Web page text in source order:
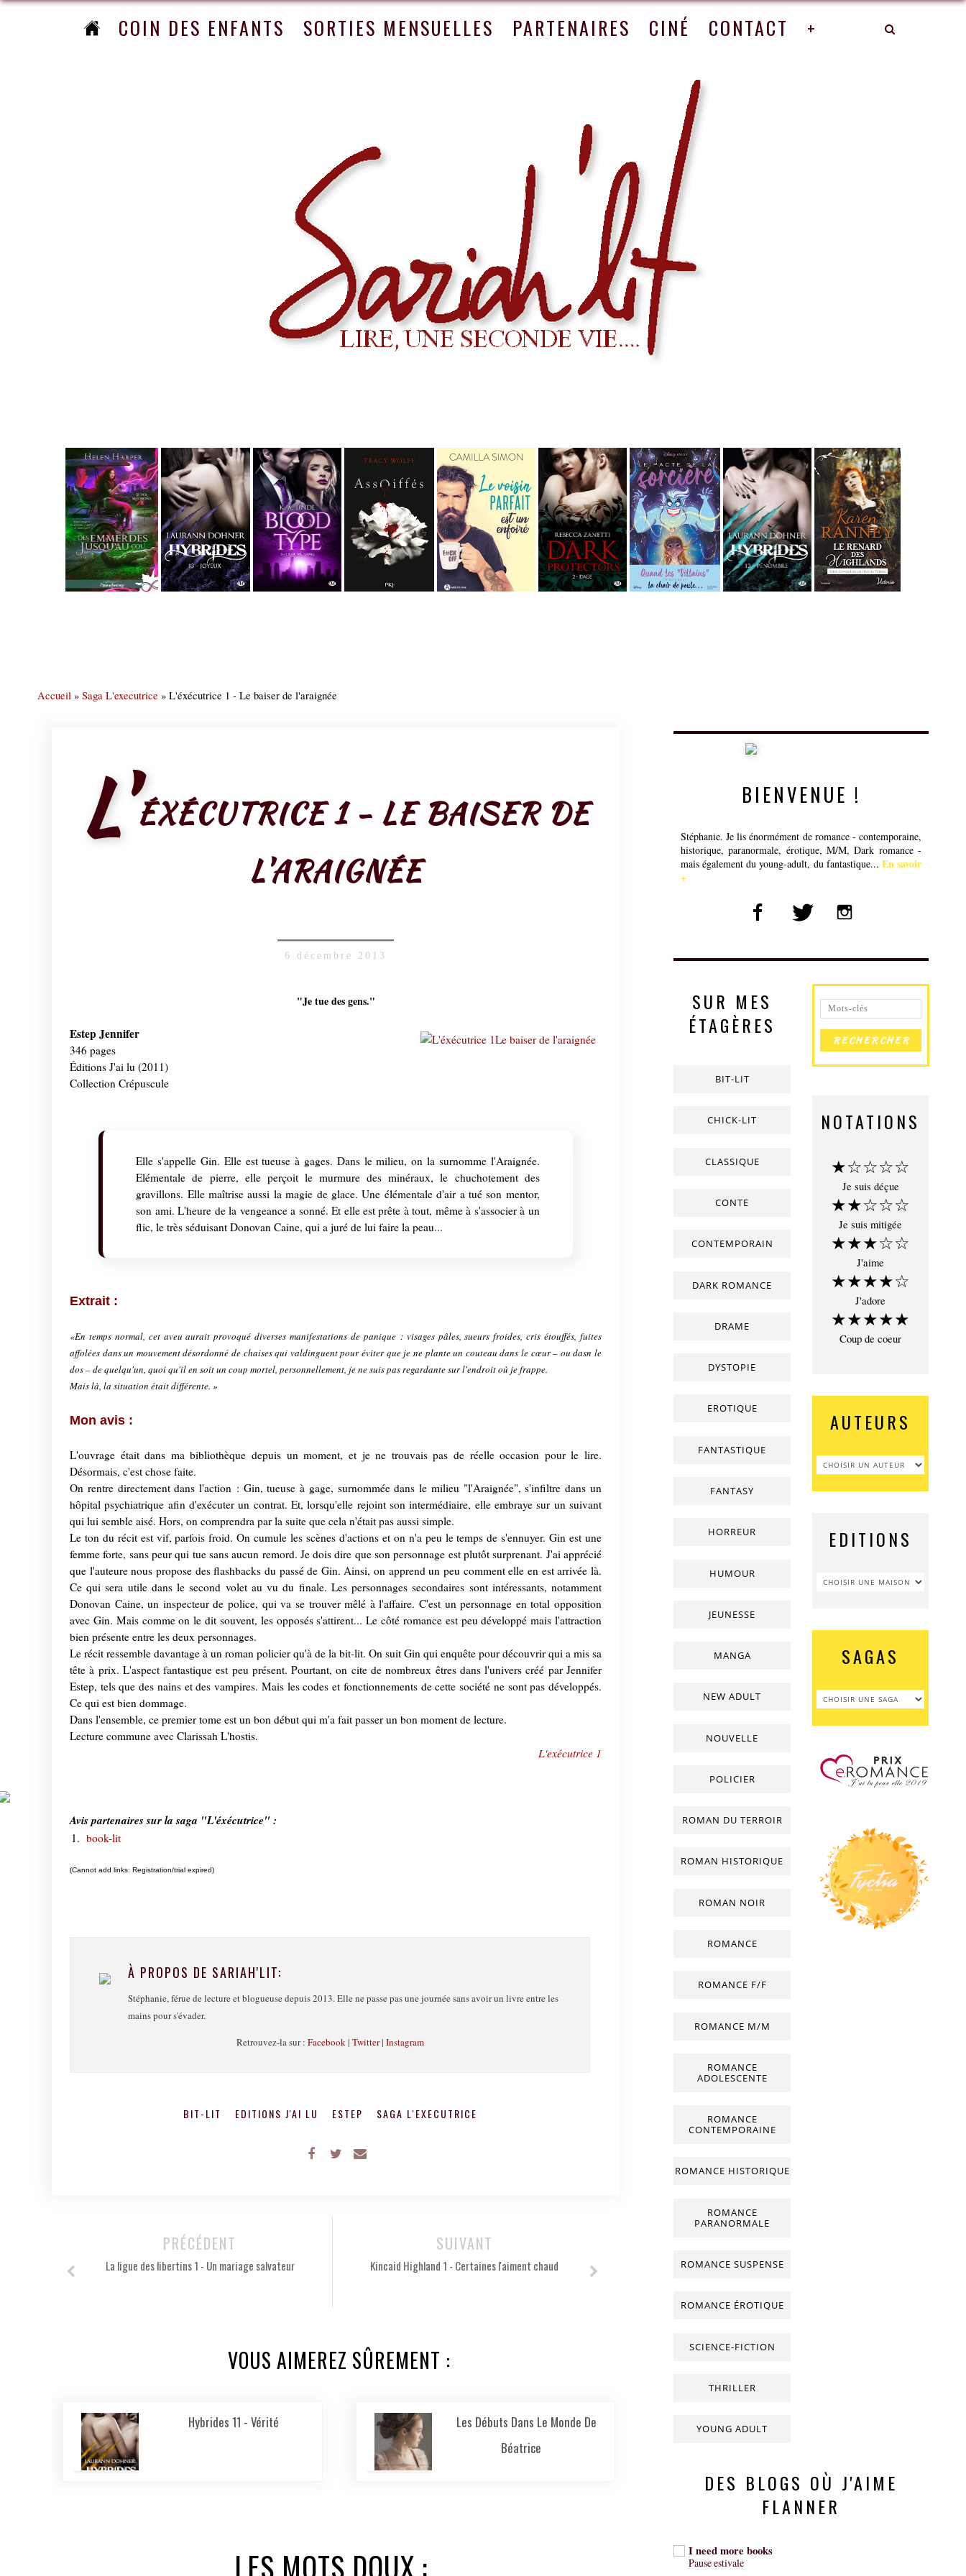
COIN DES ENFANTS SORTIES MENSUELLES PARTENAIRES CINÉ CONTACT +
Accueil » Saga L'executrice » L'éxécutrice 1 - Le baiser de l'araignée
L' ÉXÉCUTRICE 1 - LE BAISER DE
L'ARAIGNÉE
6 décembre 2013
"Je tue des gens."
Estep Jennifer
346 pages
Éditions J'ai lu (2011)
Collection Crépuscule
Elle s'appelle Gin. Elle est tueuse à gages. Dans le milieu, on la surnomme l'Araignée.
Elémentale de pierre, elle perçoit le murmure des minéraux, le chuchotement des
gravillons. Elle maîtrise aussi la magie de glace. Une élémentale d'air a tué son mentor,
son ami. L'heure de la vengeance a sonné. Et elle est prête à tout, même à s'associer à un
flic, le très séduisant Donovan Caine, qui a juré de lui faire la peau...
Extrait :
«En temps normal, cet aveu aurait provoqué diverses manifestations de panique : visages pâles, sueurs froides, cris étouffés, fuites
affolées dans un mouvement désordonné de chaises qui valdinguent pour éviter que je ne plante un couteau dans le cœur – ou dasn le
dos – de quelqu'un, quoi qu'il en soit un coup mortel, personnellement, je ne suis pas regardante sur l'endroit où je frappe.
Mais là, la situation était différente. »
Mon avis :
L'ouvrage était dans ma bibliothèque depuis un moment, et je ne trouvais pas de réelle occasion pour le lire.
Désormais, c'est chose faite.
On rentre directement dans l'action : Gin, tueuse à gage, surnommée dans le milieu "l'Araignée", s'infiltre dans un
hôpital psychiatrique afin d'exécuter un contrat. Et, lorsqu'elle rejoint son intermédiaire, elle embraye sur un suivant
qui lui semble aisé. Hors, on comprendra par la suite que cela n'était pas aussi simple.
Le ton du récit est vif, parfois froid. On cumule les scènes d'actions et on n'a peu le temps de s'ennuyer. Gin est une
femme forte, sans peur qui tue sans aucun remord. Je dois dire que son personnage est plutôt surprenant. J'ai apprécié
que l'auteure nous propose des flashbacks du passé de Gin. Ainsi, on apprend un peu comment elle en est arrivée là.
Ce qui sera utile dans le second volet au vu du finale. Les personnages secondaires sont intéressants, notamment
Donovan Caine, un inspecteur de police, qui va se trouver mêlé à l'affaire. C'est un personnage en total opposition
avec Gin. Mais comme on le dit souvent, les opposés s'attirent... Le côté romance est peu développé mais l'attraction
bien présente entre les deux personnages.
Le récit ressemble davantage à un roman policier qu'à de la bit-lit. On suit Gin qui enquête pour découvrir qui a mis sa
tête à prix. L'aspect fantastique est peu présent. Pourtant, on cite de nombreux êtres dans l'univers créé par Jennifer
Estep, tels que des nains et des vampires. Mais les codes et fonctionnements de cette société ne sont pas développés.
Ce qui est bien dommage.
Dans l'ensemble, ce premier tome est un bon début qui m'a fait passer un bon moment de lecture.
Lecture commune avec Clarissah L'hostis.
L'exécutrice 1
Avis partenaires sur la saga "L'éxécutrice" :
1. book-lit
(Cannot add links: Registration/trial expired)
À PROPOS DE SARIAH'LIT:
Stéphanie, férue de lecture et blogueuse depuis 2013. Elle ne passe pas une journée sans avoir un livre entre les
mains pour s'évader.
Retrouvez-la sur : Facebook | Twitter| Instagram
BIT-LIT EDITIONS J'AI LU ESTEP SAGA L'EXECUTRICE
SUIVANT
Kincaid Highland 1 - Certaines l'aiment chaud
PRÉCÉDENT
La ligue des libertins 1 - Un mariage salvateur
VOUS AIMEREZ SÛREMENT :
Hybrides 11 - Vérité
Les Débuts Dans Le Monde De
Béatrice
LES MOTS DOUX :
BIENVENUE !
Stéphanie. Je lis énormément de romance - contemporaine,
historique, paranormale, érotique, M/M, Dark romance -
mais également du young-adult, du fantastique... En savoir
+
SUR MES
ÉTAGÈRES
BIT-LIT
CHICK-LIT
CLASSIQUE
CONTE
CONTEMPORAIN
DARK ROMANCE
DRAME
DYSTOPIE
EROTIQUE
FANTASTIQUE
FANTASY
HORREUR
HUMOUR
JEUNESSE
MANGA
NEW ADULT
NOUVELLE
POLICIER
ROMAN DU TERROIR
ROMAN HISTORIQUE
ROMAN NOIR
ROMANCE
ROMANCE F/F
ROMANCE M/M
ROMANCE
ADOLESCENTE
ROMANCE
CONTEMPORAINE
ROMANCE HISTORIQUE
ROMANCE
PARANORMALE
ROMANCE SUSPENSE
ROMANCE ÉROTIQUE
SCIENCE-FICTION
THRILLER
YOUNG ADULT
NOTATIONS
★☆☆☆☆
Je suis déçue
★★☆☆☆
Je suis mitigée
★★★☆☆
J'aime
★★★★☆
J'adore
★★★★★
Coup de coeur
AUTEURS
EDITIONS
SAGAS
DES BLOGS OÙ J'AIME
FLANNER
I need more books
Pause estivale